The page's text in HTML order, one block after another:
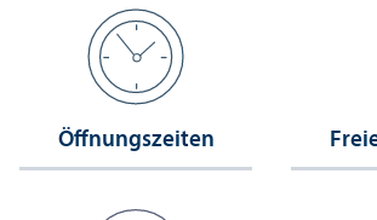
Öffnungs­zeiten